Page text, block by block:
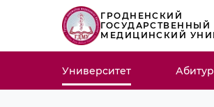
ГРОДНЕНСКИЙ
ГОСУДАРСТВЕННЫЙ
МЕДИЦИНСКИЙ
Университет